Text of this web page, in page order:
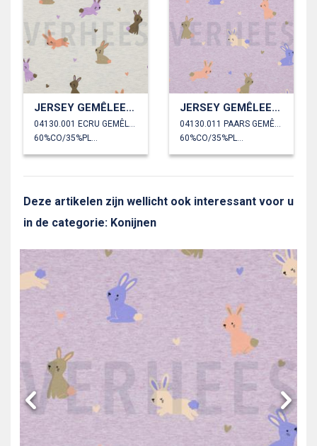
JERSEY GEMÊLEERD KONIJNEN
04130.001 ECRU GEMÊLEERD
60%CO/35%PL/5%EA
JERSEY GEMÊLEERD KONIJNEN
04130.011 PAARS GEMÊLEERD
60%CO/35%PL/5%EA
Deze artikelen zijn wellicht ook interessant voor u
in de categorie: Konijnen